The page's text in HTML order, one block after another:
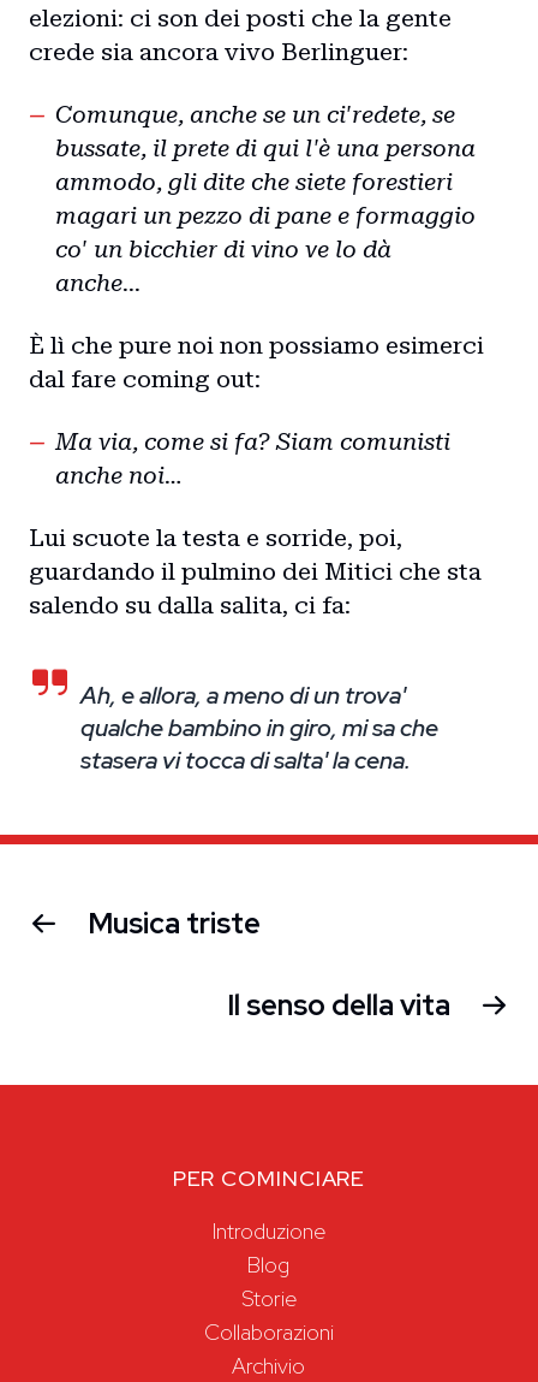
elezioni: ci son dei posti che la gente
crede sia ancora vivo Berlinguer:
Comunque, anche se un ci'redete, se
bussate, il prete di qui l'è una persona
ammodo, gli dite che siete forestieri
magari un pezzo di pane e formaggio
co' un bicchier di vino ve lo dà
anche...
È lì che pure noi non possiamo esimerci
dal fare coming out:
Ma via, come si fa? Siam comunisti
anche noi…
Lui scuote la testa e sorride, poi,
guardando il pulmino dei Mitici che sta
salendo su dalla salita, ci fa:
Ah, e allora, a meno di un trova'
qualche bambino in giro, mi sa che
stasera vi tocca di salta' la cena.
Musica triste
Il senso della vita
PER COMINCIARE
Introduzione
Blog
Storie
Collaborazioni
Archivio